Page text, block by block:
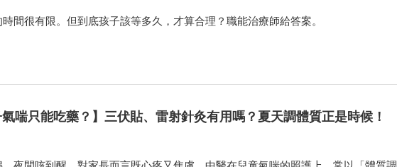
間很有限。但到底孩子該等多久，才算合理？職能治療師給答案。
氣喘只能吃藥？】三伏貼、雷射針灸有用嗎？夏天調體質正是時候！